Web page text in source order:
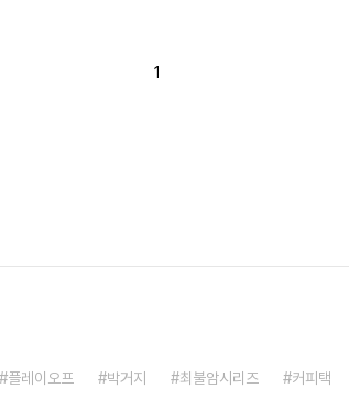
1
플레이오프 박거지 최불암시리즈 커피택